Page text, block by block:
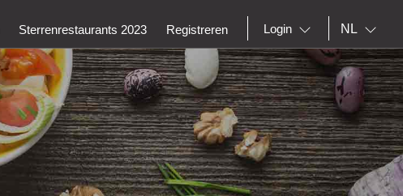
Sterrenrestaurants 2023 Registreren Login NL